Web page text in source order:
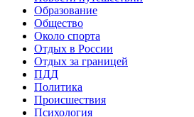
Образование
Общество
Около спорта
Отдых в России
Отдых за границей
ПДД
Политика
Происшествия
Психология